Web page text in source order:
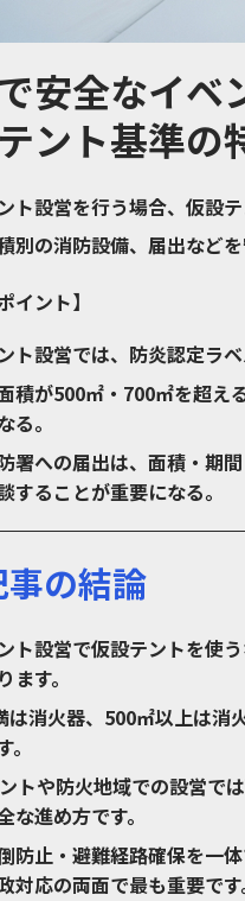
安全なイベ
ント基準の
ト設営を行う場合、仮設
別の消防設備、届出など
イント】
ト設営では、防炎認定ラ
積が500㎡・700㎡を超え
る。
署への届出は、面積・期
することが重要になる。
事の結論
ト設営で仮設テントを使
ます。
は消火器、500㎡以上は消
トや防火地域での設営で
な進め方です。
防止・避難経路確保を一
対応の両面で最も重要です